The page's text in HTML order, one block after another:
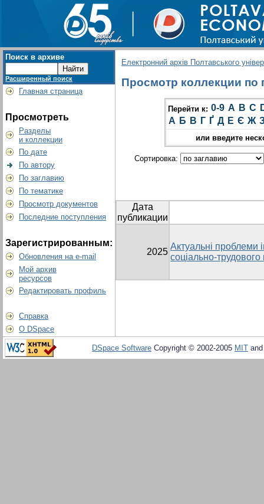
Поиск в архиве
Расширенный поиск
Главная страница
Просмотреть
Разделы
и коллекции
По дате
По автору
По заглавию
По тематике
Просмотр документов
Последние поступления
Зарегистрированным:
Обновления на e-mail
Мой архив
ресурсов
Редактировать профиль
Справка
О DSpace
Електронний архів Полтавського
Просмотр коллекции по
Перейти к: 0-9 A B C
А Б В Г Ґ Д Е Є Ж
или введите
Сортировка:
Дата
публикации
2025
Актуальні проблеми
соціально-трудового
DSpace Software Copyright © 2002-2005 MIT